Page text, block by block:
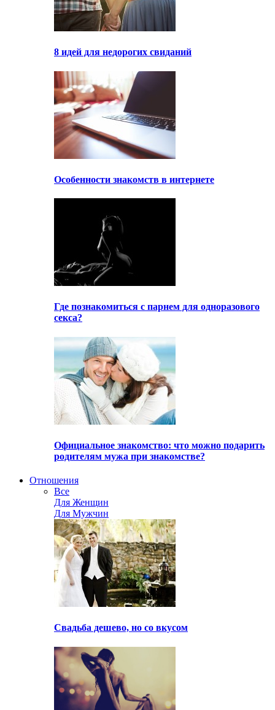
8 идей для недорогих свиданий
Особенности знакомств в интернете
Где познакомиться с парнем для одноразового
секса?
Официальное знакомство: что можно подарить
родителям мужа при знакомстве?
Отношения
Все
Для Женщин
Для Мужчин
Свадьба дешево, но со вкусом